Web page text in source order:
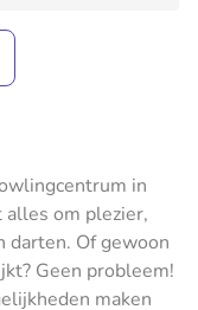
in
alles om plezier,
darten. Of gewoon
Geen probleem!
maken